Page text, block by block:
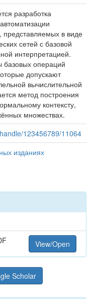
разработка
представляемых в виде
сетей с базовой
интерпретацией.
базовых операций
допускают
вычислительной
метод построения
контексту,
множествах.
123456789/11064
изданиях
View/Open
Scholar